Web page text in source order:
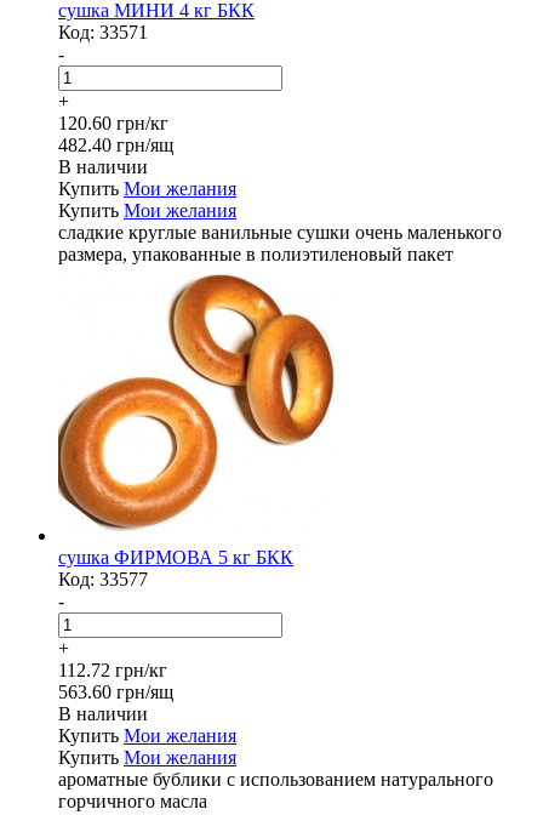
сушка МИНИ 4 кг БКК
Код: 33571
-
+
120.60 грн/кг
482.40 грн/ящ
В наличии
Купить Мои желания
Купить Мои желания
сладкие круглые ванильные сушки очень маленького
размера, упакованные в полиэтиленовый пакет
сушка ФИРМОВА 5 кг БКК
Код: 33577
-
+
112.72 грн/кг
563.60 грн/ящ
В наличии
Купить Мои желания
Купить Мои желания
ароматные бублики с использованием натурального
горчичного масла